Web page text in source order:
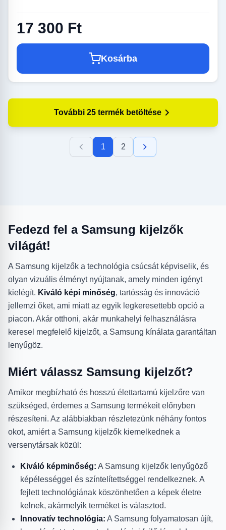
17 300 Ft
Kosárba
További 25 termék betöltése
1 2
Fedezd fel a Samsung kijelzők
világát!
A Samsung kijelzők a technológia csúcsát képviselik, és
olyan vizuális élményt nyújtanak, amely minden igényt
kielégít. Kiváló képi minőség, tartósság és innováció
jellemzi őket, ami miatt az egyik legkeresettebb opció a
piacon. Akár otthoni, akár munkahelyi felhasználásra
keresel megfelelő kijelzőt, a Samsung kínálata garantáltan
lenyűgöz.
Miért válassz Samsung kijelzőt?
Amikor megbízható és hosszú élettartamú kijelzőre van
szükséged, érdemes a Samsung termékeit előnyben
részesíteni. Az alábbiakban részletezünk néhány fontos
okot, amiért a Samsung kijelzők kiemelkednek a
versenytársak közül:
Kiváló képminőség: A Samsung kijelzők lenyűgöző
képélességgel és színtelítettséggel rendelkeznek. A
fejlett technológiának köszönhetően a képek életre
kelnek, akármelyik terméket is választod.
Innovatív technológia: A Samsung folyamatosan újít,